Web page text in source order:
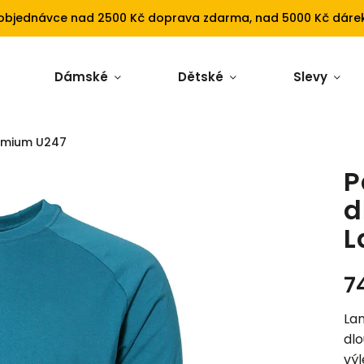
nad 2500 Kč doprava zdarma, nad 5000 Kč
Dámské Dětské Slevy
U247